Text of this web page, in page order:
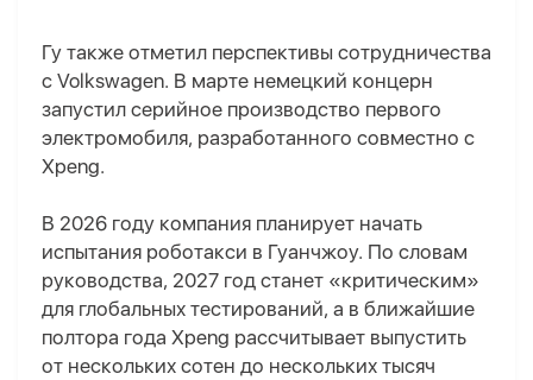
Гу также отметил перспективы сотрудничества
с Volkswagen. В марте немецкий концерн
запустил серийное производство первого
электромобиля, разработанного совместно с
Xpeng.
В 2026 году компания планирует начать
испытания роботакси в Гуанчжоу. По словам
руководства, 2027 год станет «критическим»
для глобальных тестирований, а в ближайшие
полтора года Xpeng рассчитывает выпустить
от нескольких сотен до нескольких тысяч